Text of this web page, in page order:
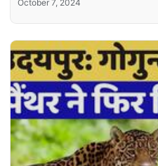
October 7, 2024